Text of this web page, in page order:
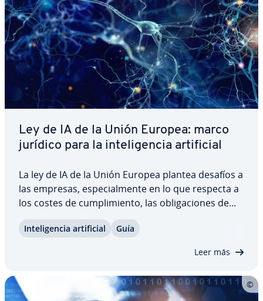
Ley de IA de la Unión Europea: marco
jurídico para la in­te­li­ge­n­cia ar­ti­fi­cial
La ley de IA de la Unión Europea plantea desafíos a
las empresas, es­pe­cia­l­me­n­te en lo que respecta a
los costes de cu­m­pli­mie­n­to, las obli­ga­cio­nes de
tiempo, establece un marco que puede fomentar
In­te­li­ge­n­cia ar­ti­fi­cial Guía
Leer más